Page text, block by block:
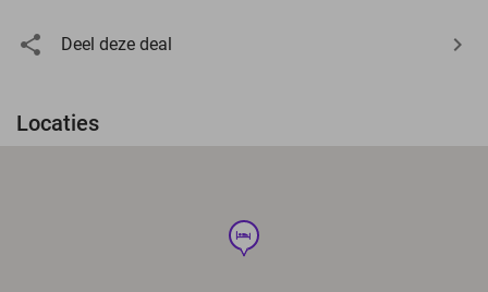
Deel deze deal
Locaties
hotel